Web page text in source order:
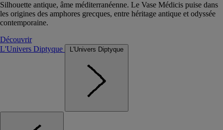
Silhouette antique, âme méditerranéenne. Le Vase Médicis puise dans
les origines des amphores grecques, entre héritage antique et odyssée
contemporaine.
Découvrir
L'Univers Diptyque
L'Univers Diptyque